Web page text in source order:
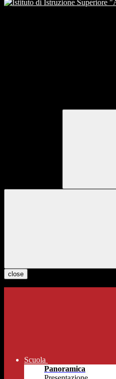
close
Scuola
Panoramica